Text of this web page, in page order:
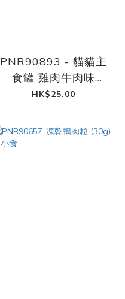
PNR90893 - 貓貓主
食罐 雞肉牛肉味
(375g)
HK$25.00